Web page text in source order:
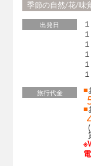
季節の自然/花/味
出発日
旅行代金 ■
■